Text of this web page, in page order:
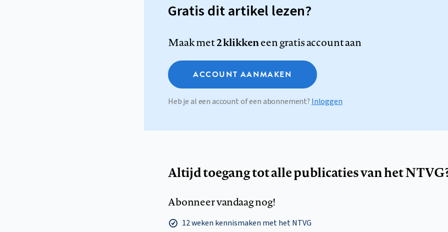
Gratis dit artikel lezen?
Maak met2 klikkeneen gratis account aan
ACCOUNT AANMAKEN
Heb je al een account of een abonnement? Inloggen
Altijd toegang tot alle publicaties van het
Abonneer vandaag nog!
12 weken kennismaken met het NTVG